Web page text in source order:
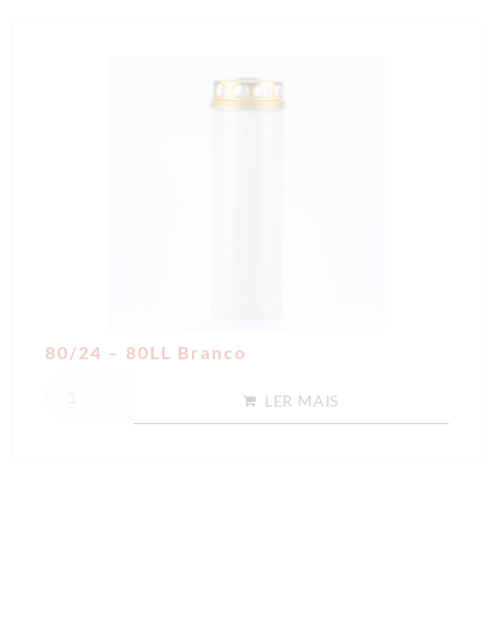
80/24 – 80LL Branco
LER MAIS